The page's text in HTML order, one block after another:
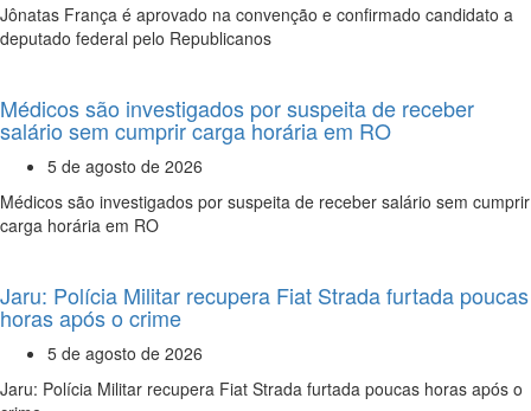
Jônatas França é aprovado na convenção e confirmado candidato a
deputado federal pelo Republicanos
Médicos são investigados por suspeita de receber
salário sem cumprir carga horária em RO
5 de agosto de 2026
Médicos são investigados por suspeita de receber salário sem cumprir
carga horária em RO
Jaru: Polícia Militar recupera Fiat Strada furtada poucas
horas após o crime
5 de agosto de 2026
Jaru: Polícia Militar recupera Fiat Strada furtada poucas horas após o